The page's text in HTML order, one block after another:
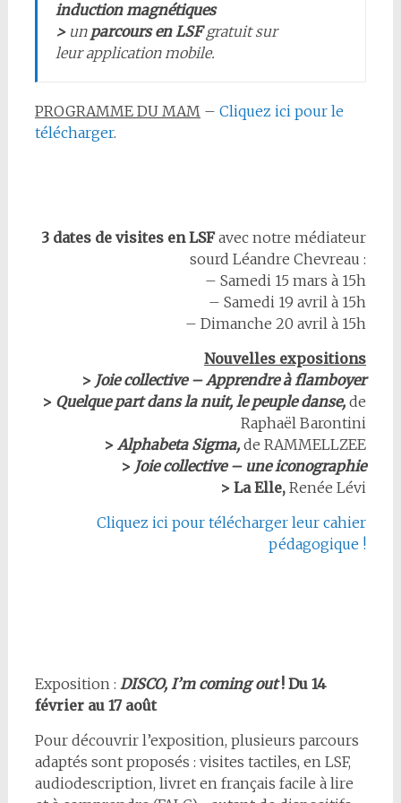
induction magnétiques
>un parcours en LSFgratuit sur
leur application mobile.
PROGRAMME DU MAM– Cliquez ici pour le
télécharger.
3 dates de visites en LSFavec notre médiateur
sourd Léandre Chevreau :
– Samedi 15 mars à 15h
– Samedi 19 avril à 15h
– Dimanche 20 avril à 15h
Nouvelles expositions
> Joie collective – Apprendre à flamboyer
> Quelque part dans la nuit, le peuple danse, de
Raphaël Barontini
> Alphabeta Sigma, de RAMMELLZEE
> Joie collective – une iconographie
> La Elle, Renée Lévi
Cliquez ici pour télécharger leur cahier
pédagogique !
Exposition : DISCO, I’m coming out! Du 14
février au 17 août
Pour découvrir l’exposition, plusieurs parcours
adaptés sont proposés : visites tactiles, en LSF,
audiodescription, livret en français facile à lire